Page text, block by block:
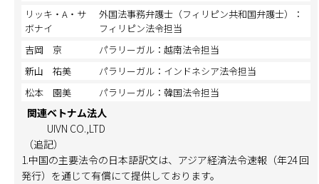
リッキ・A・サ
ボナイ
外国法事務弁護士（フィリピン共和国弁護士）：
フィリピン法令担当
吉岡 京
パラリーガル：越南法令担当
新山 祐美
パラリーガル：インドネシア法令担当
松本 園美
パラリーガル：韓国法令担当
関連ベトナム法人
UIVN CO.,LTD
（追記）
1.中国の主要法令の日本語訳文は、アジア経済法令速報（年24 回
発行）を通じて有償にて提供しております。